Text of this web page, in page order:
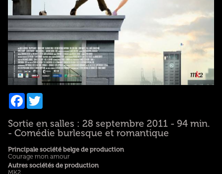
Facebook
Twitter
Sortie en salles : 28 septembre 2011 - 94 min.
- Comédie burlesque et romantique
Principale société belge de production
Courage mon amour
Autres sociétés de production
MK2